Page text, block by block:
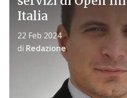
Italia
22 Feb 2024
di Redazione